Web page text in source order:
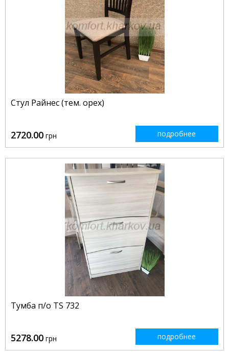
Стул Райнес (тем. орех)
2720.00 грн подробнее
Тумба п/о TS 732
5278.00 грн подробнее